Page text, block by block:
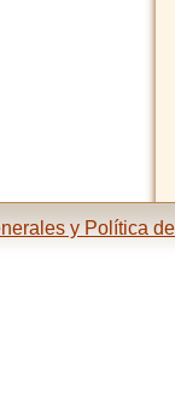
y Política